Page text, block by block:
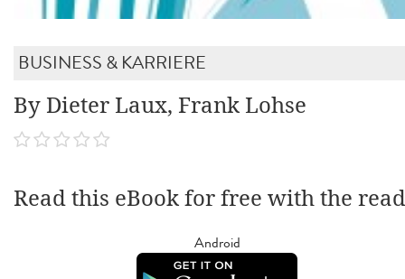
BUSINESS & KARRIERE
By Dieter Laux, Frank Lohse
Read this eBook for free with the
Android